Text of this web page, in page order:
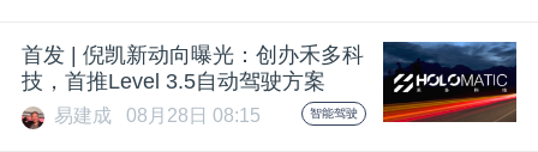
题
爱
首发 | 倪凯新动向曝光：创办禾多科
技，首推Level 3.5自动驾驶方案
易建成 08月28日 08:15 智能驾驶